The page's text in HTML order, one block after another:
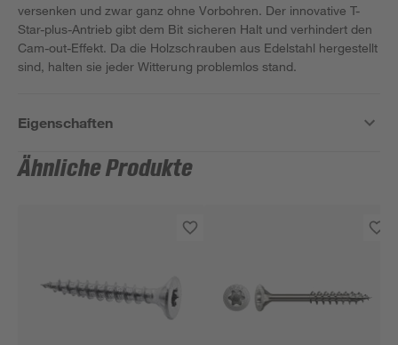
versenken und zwar ganz ohne Vorbohren. Der innovative T-
Star-plus-Antrieb gibt dem Bit sicheren Halt und verhindert den
Cam-out-Effekt. Da die Holzschrauben aus Edelstahl hergestellt
sind, halten sie jeder Witterung problemlos stand.
Eigenschaften
Ähnliche Produkte